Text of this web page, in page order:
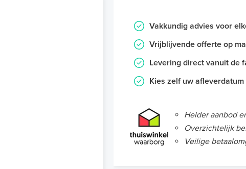
Vakkundig advies voor
Vrijblijvende offerte op
Levering direct vanuit de
Kies zelf uw afleverdatum
Helder aanbod
Overzichtelijk
Veilige